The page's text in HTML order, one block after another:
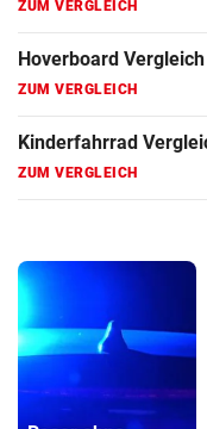
ZUM VERGLEICH
Fahrradanhänger
ZUM VERGLEICH
Faszienrolle Vergleich
ZUM VERGLEICH
ZUM VERGLEICH
Kinderfahrrad
ZUM VERGLEICH